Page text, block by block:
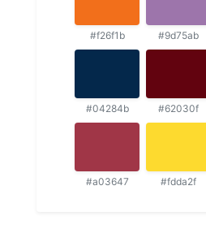
#f26f1b #9d75ab
#04284b #62030f
#a03647 #fdda2f